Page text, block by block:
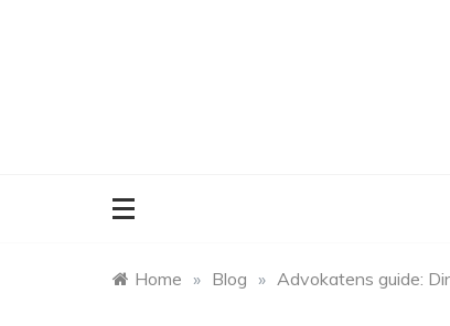
Home » Blog » Advokatens guide: